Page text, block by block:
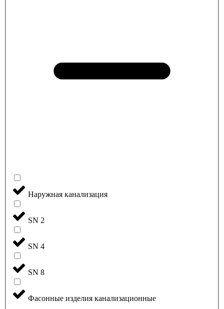
Наружная канализация
SN 2
SN 4
SN 8
Фасонные изделия канализационные